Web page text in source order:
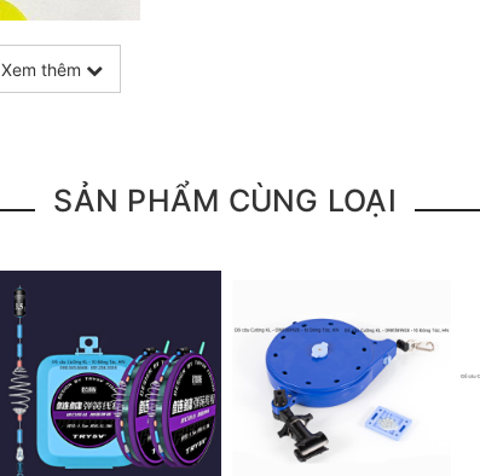
Xem thêm
SẢN PHẨM CÙNG LOẠI